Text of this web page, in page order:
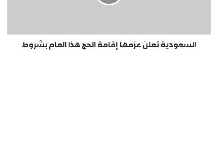
السعودية تعلن عزمها إقامة الحج هذا العام بشروط